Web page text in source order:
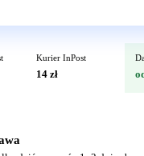
Kurier InPost
14 zł